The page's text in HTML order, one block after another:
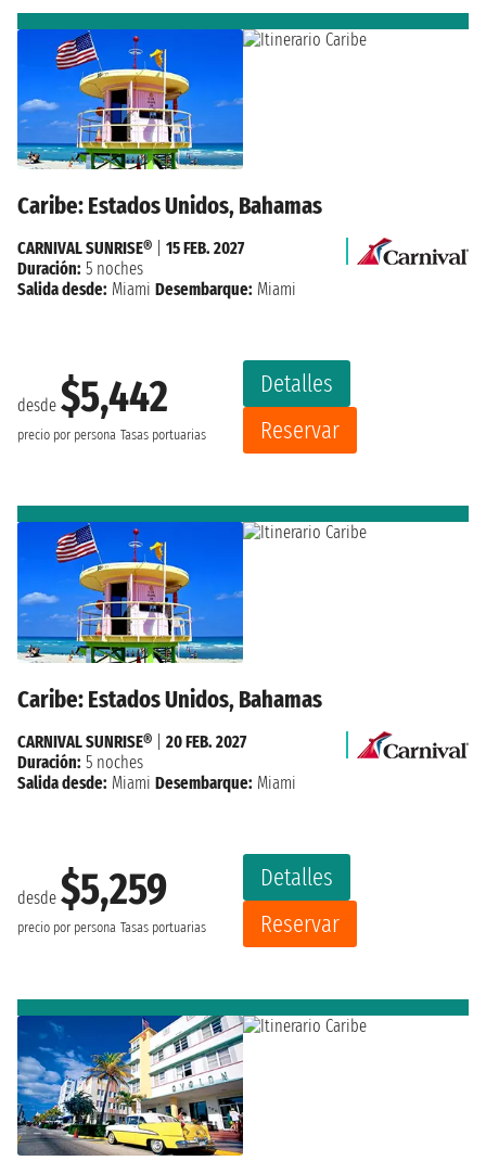
Caribe: Estados Unidos, Bahamas
desde $5,442
precio por persona Tasas portuarias
Detalles
Reservar
CARNIVAL SUNRISE®
15 FEB. 2027
Duración: 5 noches
Salida desde: Miami Desembarque: Miami
Caribe: Estados Unidos, Bahamas
desde $5,259
precio por persona Tasas portuarias
Detalles
Reservar
CARNIVAL SUNRISE®
20 FEB. 2027
Duración: 5 noches
Salida desde: Miami Desembarque: Miami